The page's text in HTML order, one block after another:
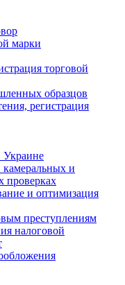
марки
торговой
образцов
регистрация
Украине
и
проверках
и оптимизация
преступлениям
налоговой